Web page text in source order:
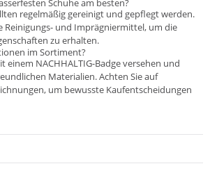
Schuhe am besten?
regelmäßig gereinigt und gepflegt werden.
Reinigungs- und Imprägniermittel, um die
zu erhalten.
im Sortiment?
einem NACHHALTIG-Badge versehen und
Materialien. Achten Sie auf
um bewusste Kaufentscheidungen